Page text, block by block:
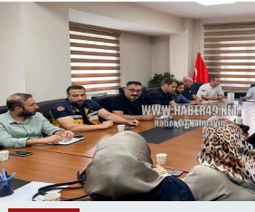
Teknoloji
Kültür Sanat
Muş
Hasköy